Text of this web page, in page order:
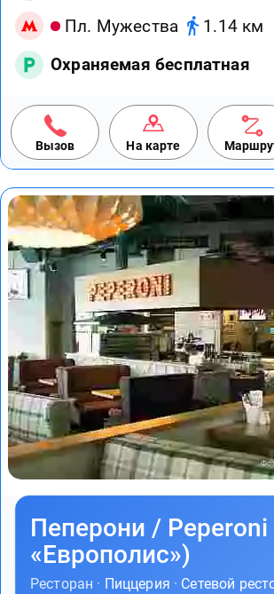
Пл. Мужества
1.14 км
Охраняемая бесплатная
Вызов На карте
Пеперони /
«Европолис»)
Ресторан · Пиццерия · Сетевой